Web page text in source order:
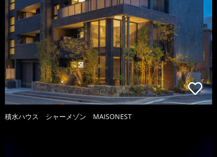
積水ハウス シャーメゾン MAISONEST